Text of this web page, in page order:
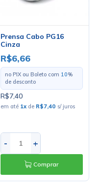
Prensa Cabo PG16
Cinza
R$6,66
no PIX ou Boleto com 10%
de desconto
R$7,40
em até 1x de R$7,40 s/ juros
- +
Comprar